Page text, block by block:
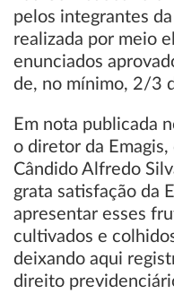
pelos integrantes
realizada por meio
enunciados
de, no mínimo, 2/3
Em nota publicada
o diretor da Emagis,
Cândido Alfredo
grata satisfação da
apresentar esses
cultivados e
deixando aqui
direito